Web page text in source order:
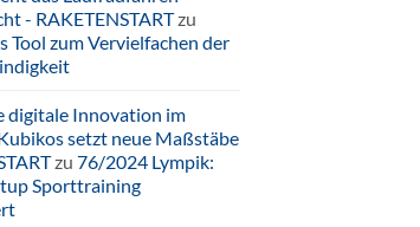
- RAKETENSTARTzu
Tool zum Vervielfachen der
digitale Innovation im
setzt neue Maßstäbe
zu 76/2024 Lympik:
Sporttraining